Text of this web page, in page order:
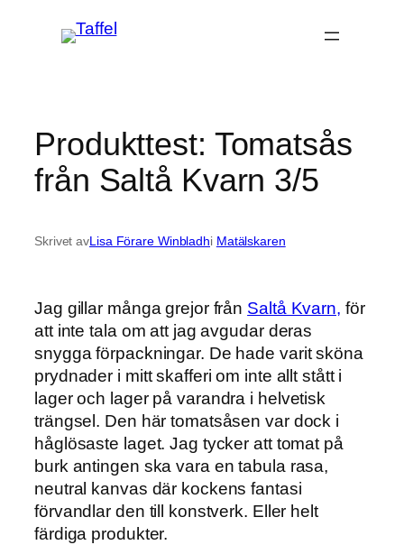
Produkttest: Tomatsås
från Saltå Kvarn 3/5
Skrivet avLisa Förare Winbladhi Matälskaren
Jag gillar många grejor från Saltå Kvarn, för
att inte tala om att jag avgudar deras
snygga förpackningar. De hade varit sköna
prydnader i mitt skafferi om inte allt stått i
lager och lager på varandra i helvetisk
trängsel. Den här tomatsåsen var dock i
håglösaste laget. Jag tycker att tomat på
burk antingen ska vara en tabula rasa,
neutral kanvas där kockens fantasi
förvandlar den till konstverk. Eller helt
färdiga produkter.